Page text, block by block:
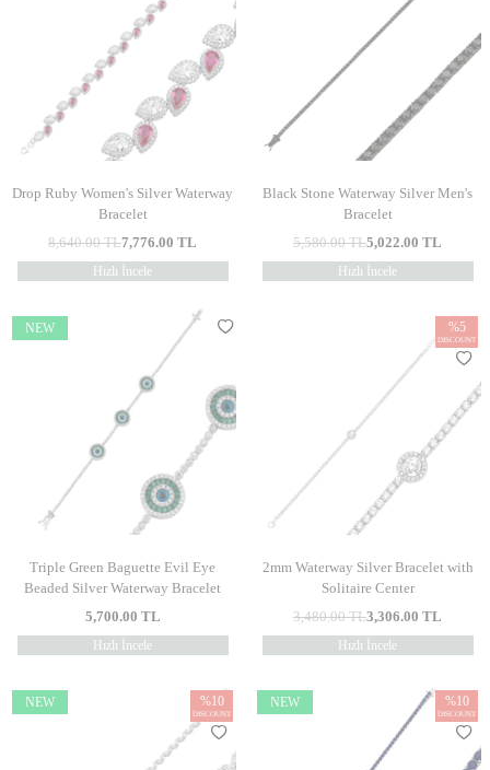
Drop Ruby Women's Silver Waterway
Bracelet
8,640.00TL7,776.00 TL
Hızlı İncele
Black Stone Waterway Silver Men's
Bracelet
5,580.00TL5,022.00 TL
Hızlı İncele
NEW
Triple Green Baguette Evil Eye
Beaded Silver Waterway Bracelet
5,700.00 TL
Hızlı İncele
%5
DISCOUNT
2mm Waterway Silver Bracelet with
Solitaire Center
3,480.00TL3,306.00 TL
Hızlı İncele
NEW %10
DISCOUNT
NEW %10
DISCOUNT